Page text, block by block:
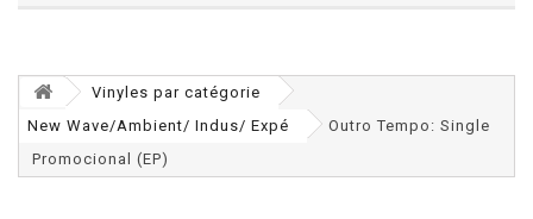
Vinyles par catégorie
New Wave/Ambient/ Indus/ Expé
Outro Tempo: Single
Promocional (EP)